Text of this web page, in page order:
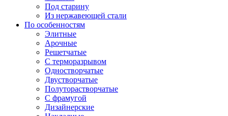
Под старину
Из нержавеющей стали
По особенностям
Элитные
Арочные
Решетчатые
С терморазрывом
Одностворчатые
Двустворчатые
Полуторастворчатые
С фрамугой
Дизайнерские